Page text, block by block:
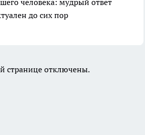
человека: мудрый ответ
до сих пор
странице отключены.